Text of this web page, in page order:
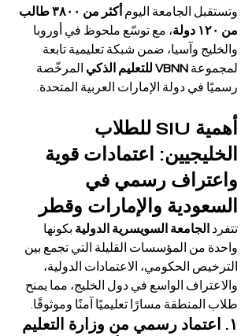
وتستقبل الجامعة اليوم
أكثر من ٣٨٠٠ طالب
من ١٢٠ دولة
، مع توسّع ملحوظ في أوروبا
والخليج وآسيا، ضمن شبكة تعليمية تابعة
لمجموعة VBNN للتعليم الذكي
المرخّصة
رسميًا في دولة الإمارات العربية المتحدة.
أهمية SIU للطلاب
الخليجيين: اعتمادات قوية
واعتراف رسمي في
السعودية والإمارات وقطر
تتفرد الجامعة السويسرية الدولية بكونها
واحدة من المؤسسات القليلة التي تجمع بين
الترخيص الحكومي، الاعتمادات الدولية،
والاعتراف الواسع في دول الخليج، مما يمنح
طلاب المنطقة مسارًا تعليميًا آمنًا وموثوقًا.
١. اعتماد رسمي من وزارة التعليم